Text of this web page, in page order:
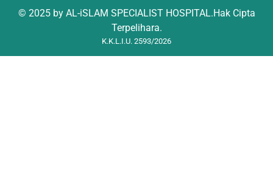
© 2025 by AL-iSLAM SPECIALIST HOSPITAL.Hak Cipta
Terpelihara.
K.K.L.I.U. 2593/2026